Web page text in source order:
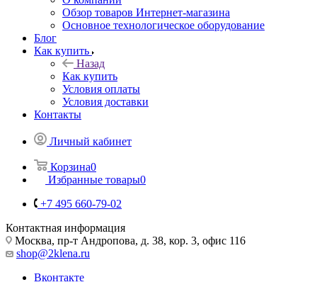
Обзор товаров Интернет-магазина
Основное технологическое оборудование
Блог
Как купить
Назад
Как купить
Условия оплаты
Условия доставки
Контакты
Личный кабинет
Корзина0
Избранные товары0
+7 495 660-79-02
Контактная информация
Москва, пр-т Андропова, д. 38, кор. 3, офис 116
shop@2klena.ru
Вконтакте